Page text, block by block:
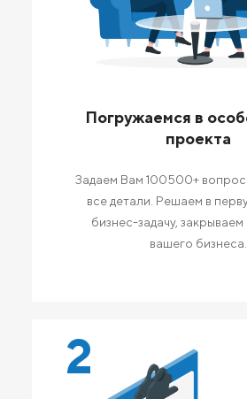
Погружаемся в
проекта
Задаем Вам 100500+
все детали. Решаем в
бизнес-задачу,
вашего бизнеса.
2